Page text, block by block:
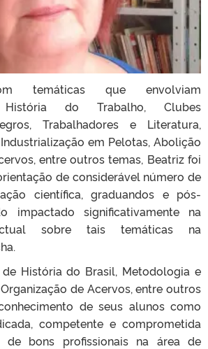
temáticas que envolviam
História do Trabalho, Clubes
Trabalhadores e Literatura,
em Pelotas, Abolição
entre outros temas, Beatriz foi
de considerável número de
científica, graduandos e pós-
impactado significativamente na
sobre tais temáticas na
História do Brasil, Metodologia e
de Acervos, entre outros
de seus alunos como
competente e comprometida
bons profissionais na área de